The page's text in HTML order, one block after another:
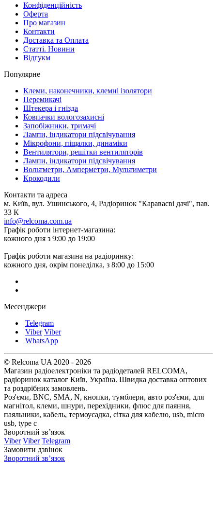
Конфіденційність
Оферта
Про магазин
Контакти
Доставка та Оплата
Статті. Новини
Відгукм
Популярне
Клеми, наконечники, клемні ізолятори
Перемикачі
Штекера і гнізда
Ковпачки вологозахисні
Запобіжники, тримачі
Лампи, індикатори підсвічування
Мікрофони, піщалки, динаміки
Вентилятори, решітки вентиляторів
Лампи, індикатори підсвічування
Вольтметри, Амперметри, Мультиметри
Крокодили
Контакти та адреса
м. Київ, вул. Ушинського, 4, Радіоринок "Караваєві дачі", пав.
33 К
info@relcoma.com.ua
Графік роботи інтернет-магазина:
кожного дня з 9:00 до 19:00
Графік роботи магазина на радіоринку:
кожного дня, окрім понеділка, з 8:00 до 15:00
Месенджери
Telegram
Viber Viber
WhatsApp
© Relcoma UA 2020 - 2026
Магазин радіоелектроніки та радіодеталей RELCOMA,
радіоринок каталог Київ, Україна. Швидка доставка оптових
та роздрібних замовлень.
Роз'єми, BNC, SMA, N, кнопки, тумблери, авто роз'єми, для
магнітол, клеми, шнури, перехідники, флюс для паяння,
паяльники, кабель, термоусадка, сітка для кабелю, usb, micro
usb, type c
Зворотний зв’язок
Viber Viber Telegram
Замовити дзвінок
Зворотний зв’язок